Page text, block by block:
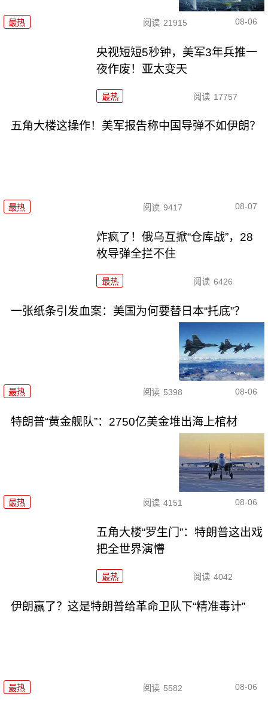
最热 阅读 21915 08-06
央视短短5秒钟，美军3年兵推一
夜作废！亚太变天
最热 阅读 17757
五角大楼这操作！美军报告称中国导弹不如伊朗？
最热 阅读 9417 08-07
炸疯了！俄乌互掀“仓库战”，28
枚导弹全拦不住
最热 阅读 6426
一张纸条引发血案：美国为何要替日本“托底”？
最热 阅读 5398 08-06
特朗普“黄金舰队”：2750亿美金堆出海上棺材
最热 阅读 4151 08-06
五角大楼“罗生门”：特朗普这出戏
把全世界演懵
最热 阅读 4042
伊朗赢了？这是特朗普给革命卫队下“精准毒计”
最热 阅读 5582 08-06